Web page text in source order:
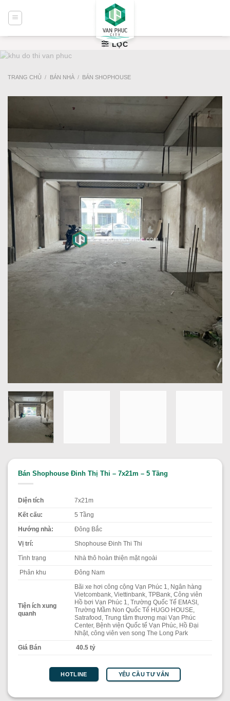
nội
dung
LỌC
TRANG CHỦ / BÁN NHÀ / BÁN SHOPHOUSE
Bán Shophouse Đinh Thị Thi – 7x21m – 5 Tầng
Diện tích
7x21m
Kết cấu:
5 Tầng
Hướng nhà:
Đông Bắc
Vị trí:
Shophouse Đinh Thi Thi
Tình trạng
Nhà thô hoàn thiện mặt ngoài
Phân khu
Đông Nam
Tiện ích xung
quanh
Bãi xe hơi công cộng Vạn Phúc 1, Ngân hàng
Vietcombank, Viettinbank, TPBank, Công viên
Hồ bơi Vạn Phúc 1, Trường Quốc Tế EMASI,
Trường Mầm Non Quốc Tế HUGO HOUSE,
Satrafood, Trung tâm thương mại Vạn Phúc
Center, Bệnh viện Quốc tế Vạn Phúc, Hồ Đại
Nhật, công viên ven song The Long Park
Giá Bán
40.5 tỷ
HOTLINE YÊU CẦU TƯ VẤN